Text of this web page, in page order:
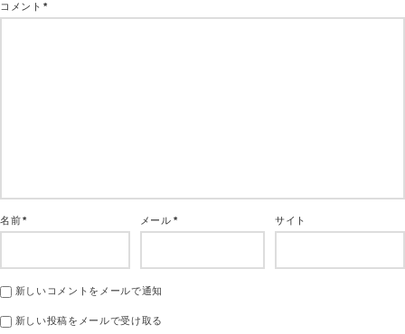
コメント*
名前* メール* サイト
新しいコメントをメールで通知
新しい投稿をメールで受け取る